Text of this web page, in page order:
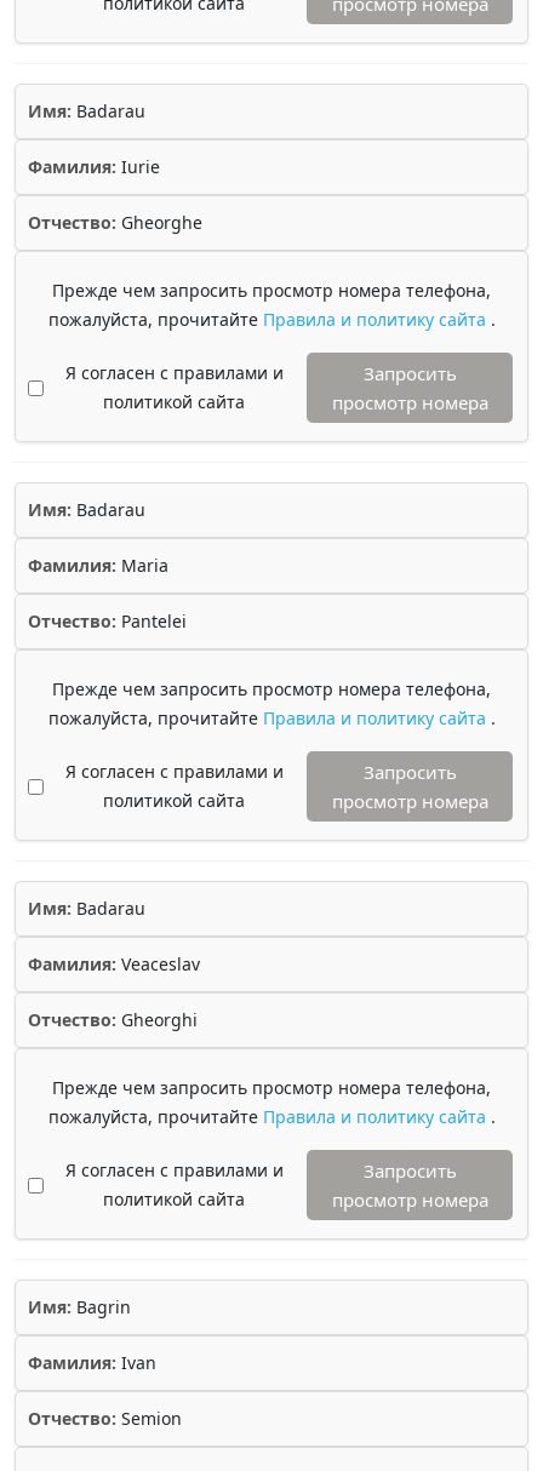
Имя: Badarau
Фамилия: Iurie
Отчество: Gheorghe
Прежде чем запросить просмотр номера телефона,
пожалуйста, прочитайте Правила и политику сайта .
Я согласен с правилами и
политикой сайта
Запросить
просмотр номера
Имя: Badarau
Фамилия: Maria
Отчество: Pantelei
Прежде чем запросить просмотр номера телефона,
пожалуйста, прочитайте Правила и политику сайта .
Я согласен с правилами и
политикой сайта
Запросить
просмотр номера
Имя: Badarau
Фамилия: Veaceslav
Отчество: Gheorghi
Прежде чем запросить просмотр номера телефона,
пожалуйста, прочитайте Правила и политику сайта .
Я согласен с правилами и
политикой сайта
Запросить
просмотр номера
Имя: Bagrin
Фамилия: Ivan
Отчество: Semion